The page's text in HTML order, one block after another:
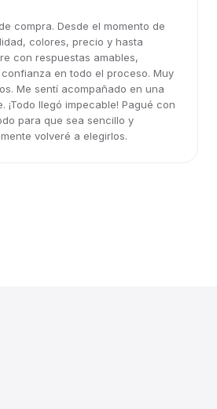
compra. Desde el momento de
colores, precio y hasta
con respuestas amables,
en todo el proceso. Muy
Me sentí acompañado en una
¡Todo llegó impecable! Pagué con
para que sea sencillo y
volveré a elegirlos.